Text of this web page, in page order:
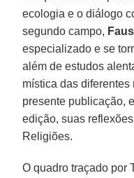
ecologia e o diálogo
segundo campo,
especializado e se
além de estudos
mística das
presente publicação,
edição, suas
Religiões.
O quadro traçado por